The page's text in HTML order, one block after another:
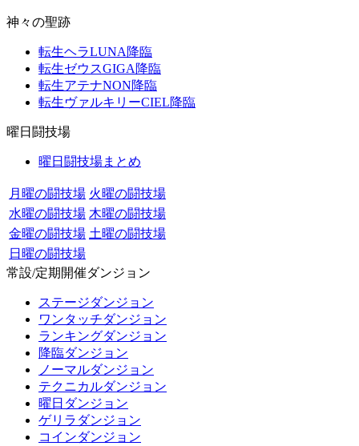
神々の聖跡
転生ヘラLUNA降臨
転生ゼウスGIGA降臨
転生アテナNON降臨
転生ヴァルキリーCIEL降臨
曜日闘技場
曜日闘技場まとめ
月曜の闘技場 火曜の闘技場
水曜の闘技場 木曜の闘技場
金曜の闘技場 土曜の闘技場
日曜の闘技場
常設/定期開催ダンジョン
ステージダンジョン
ワンタッチダンジョン
ランキングダンジョン
降臨ダンジョン
ノーマルダンジョン
テクニカルダンジョン
曜日ダンジョン
ゲリラダンジョン
コインダンジョン